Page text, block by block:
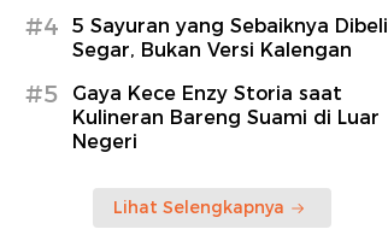
#4
5 Sayuran yang Sebaiknya Dibeli
Segar, Bukan Versi Kalengan
#5
Gaya Kece Enzy Storia saat
Kulineran Bareng Suami di Luar
Negeri
Lihat Selengkapnya